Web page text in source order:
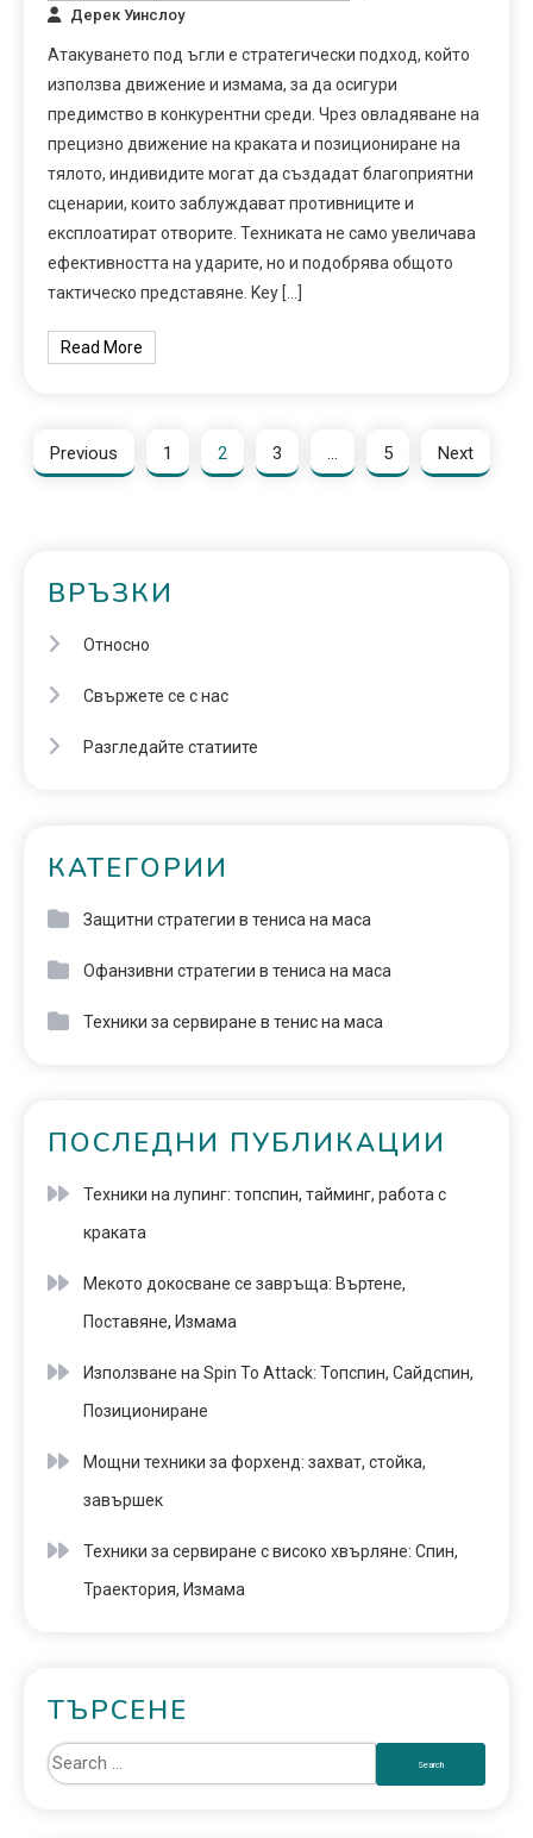
Дерек Уинслоу
Атакуването под ъгли е стратегически подход, който
използва движение и измама, за да осигури
предимство в конкурентни среди. Чрез овладяване на
прецизно движение на краката и позициониране на
тялото, индивидите могат да създадат благоприятни
сценарии, които заблуждават противниците и
експлоатират отворите. Техниката не само увеличава
ефективността на ударите, но и подобрява общото
тактическо представяне. Key […]
Read More
Previous 1 2 3 … 5 Next
ВРЪЗКИ
Относно
Свържете се с нас
Разгледайте статиите
КАТЕГОРИИ
Защитни стратегии в тениса на маса
Офанзивни стратегии в тениса на маса
Техники за сервиране в тенис на маса
ПОСЛЕДНИ ПУБЛИКАЦИИ
Техники на лупинг: топспин, тайминг, работа с
краката
Мекото докосване се завръща: Въртене,
Поставяне, Измама
Използване на Spin To Attack: Топспин, Сайдспин,
Позициониране
Мощни техники за форхенд: захват, стойка,
завършек
Техники за сервиране с високо хвърляне: Спин,
Траектория, Измама
ТЪРСЕНЕ